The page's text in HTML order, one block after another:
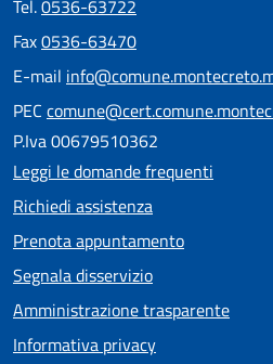
Tel.0536-63722
Fax0536-63470
E-mail
PEC
P.Iva 00679510362
Leggi le domande frequenti
Richiedi assistenza
Prenota appuntamento
Segnala disservizio
Amministrazione trasparente
Informativa privacy